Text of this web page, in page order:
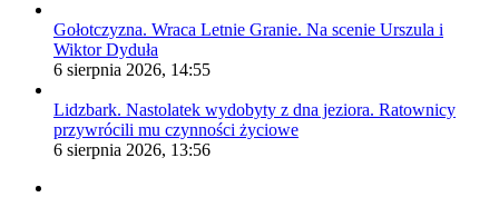
Gołotczyzna. Wraca Letnie Granie. Na scenie Urszula i
Wiktor Dyduła
6 sierpnia 2026, 14:55
Lidzbark. Nastolatek wydobyty z dna jeziora. Ratownicy
przywrócili mu czynności życiowe
6 sierpnia 2026, 13:56